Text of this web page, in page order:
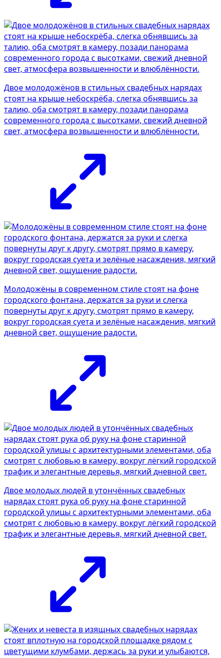
Двое молодожёнов в стильных свадебных нарядах
стоят на крыше небоскрёба, слегка обнявшись за
талию, оба смотрят в камеру, позади панорама
современного города с высотками, свежий дневной
свет, атмосфера возвышенности и влюблённости.
Молодожёны в современном стиле стоят на фоне
городского фонтана, держатся за руки и слегка
повернуты друг к другу, смотрят прямо в камеру,
вокруг городская суета и зелёные насаждения, мягкий
дневной свет, ощущение радости.
Двое молодых людей в утончённых свадебных
нарядах стоят рука об руку на фоне старинной
городской улицы с архитектурными элементами, оба
смотрят с любовью в камеру, вокруг лёгкий городской
трафик и элегантные деревья, мягкий дневной свет.